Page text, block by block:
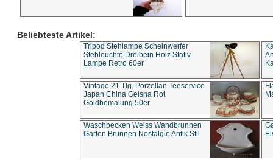
Beliebteste Artikel:
Tripod Stehlampe Scheinwerfer
Stehleuchte Dreibein Holz Stativ
Lampe Retro 60er
Vintage 21 Tlg. Porzellan Teeservice
Japan China Geisha Rot
Goldbemalung 50er
Waschbecken Weiss Wandbrunnen
Garten Brunnen Nostalgie Antik Stil